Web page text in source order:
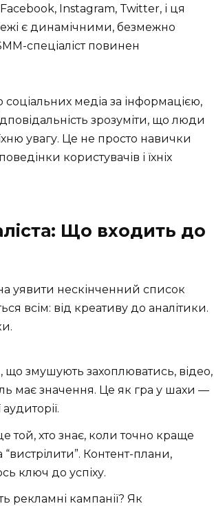
Instagram, Twitter, і ця
є динамічними, безмежно
спеціаліст повинен
медіа за інформацією,
зрозуміти, що люди
увагу. Це не просто навички
користувачів і їхніх
Що входить до
уявити нескінченний список
всім: від креативу до аналітики.
що змушують захоплюватись, відео,
має значення. Це як гра у шахи —
той, хто знає, коли точно краще
Контент-плани,
ключ до успіху.
рекламні кампанії? Як